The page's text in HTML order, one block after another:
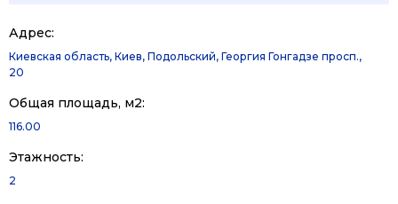
Адрес:
Киевская область, Киев, Подольский, Георгия Гонгадзе просп.,
20
Общая площадь, м2:
116.00
Этажность:
2